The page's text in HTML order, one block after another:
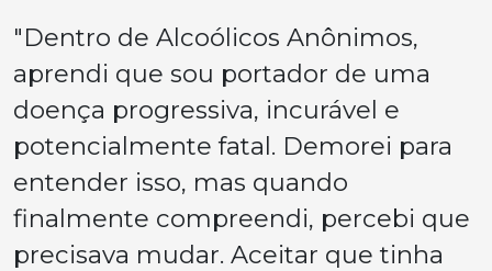
"Dentro de Alcoólicos Anônimos,
aprendi que sou portador de uma
doença progressiva, incurável e
potencialmente fatal. Demorei para
entender isso, mas quando
finalmente compreendi, percebi que
precisava mudar. Aceitar que tinha